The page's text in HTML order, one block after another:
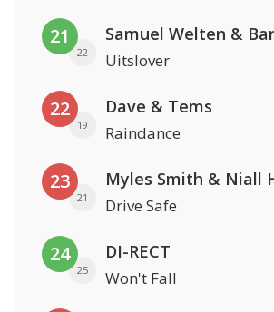
21
22
Samuel Welten &
Uitslover
22
19
Dave & Tems
Raindance
23
21
Myles Smith & Niall
Drive Safe
24
25
DI-RECT
Won't Fall